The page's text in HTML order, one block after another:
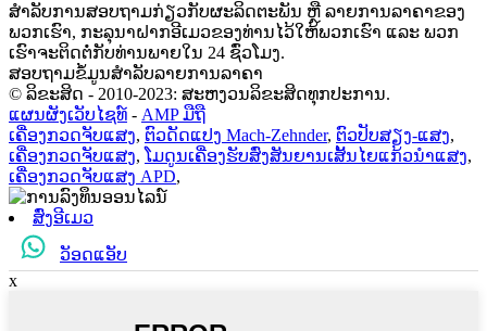
ສຳລັບການສອບຖາມກ່ຽວກັບຜະລິດຕະພັນ ຫຼື ລາຍການລາຄາຂອງ
ພວກເຮົາ, ກະລຸນາຝາກອີເມວຂອງທ່ານໄວ້ໃຫ້ພວກເຮົາ ແລະ ພວກ
ເຮົາຈະຕິດຕໍ່ກັບທ່ານພາຍໃນ 24 ຊົ່ວໂມງ.
ສອບຖາມຂໍ້ມູນສຳລັບລາຍການລາຄາ
© ລິຂະສິດ - 2010-2023: ສະຫງວນລິຂະສິດທຸກປະການ.
ແຜນຜັງເວັບໄຊທ໌ - AMP ມືຖື
ເຄື່ອງກວດຈັບແສງ, ຕົວດັດແປງ Mach-Zehnder, ຕົວປັບສຽງ-ແສງ,
ເຄື່ອງກວດຈັບແສງ, ໂມດູນເຄື່ອງຮັບສົ່ງສັນຍານເສັ້ນໄຍແກ້ວນຳແສງ,
ເຄື່ອງກວດຈັບແສງ APD,
ສົ່ງອີເມວ
ວັອດແອັບ
x